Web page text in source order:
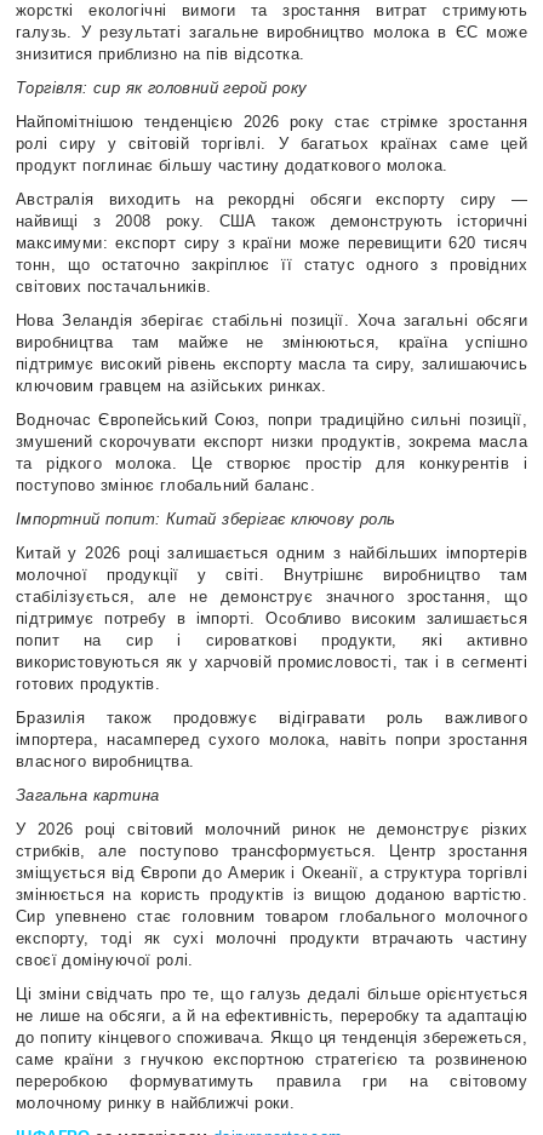
жорсткі екологічні вимоги та зростання витрат стримують
галузь. У результаті загальне виробництво молока в ЄС може
знизитися приблизно на пів відсотка.
Торгівля: сир як головний герой року
Найпомітнішою тенденцією 2026 року стає стрімке зростання
ролі сиру у світовій торгівлі. У багатьох країнах саме цей
продукт поглинає більшу частину додаткового молока.
Австралія виходить на рекордні обсяги експорту сиру —
найвищі з 2008 року. США також демонструють історичні
максимуми: експорт сиру з країни може перевищити 620 тисяч
тонн, що остаточно закріплює її статус одного з провідних
світових постачальників.
Нова Зеландія зберігає стабільні позиції. Хоча загальні обсяги
виробництва там майже не змінюються, країна успішно
підтримує високий рівень експорту масла та сиру, залишаючись
ключовим гравцем на азійських ринках.
Водночас Європейський Союз, попри традиційно сильні позиції,
змушений скорочувати експорт низки продуктів, зокрема масла
та рідкого молока. Це створює простір для конкурентів і
поступово змінює глобальний баланс.
Імпортний попит: Китай зберігає ключову роль
Китай у 2026 році залишається одним з найбільших імпортерів
молочної продукції у світі. Внутрішнє виробництво там
стабілізується, але не демонструє значного зростання, що
підтримує потребу в імпорті. Особливо високим залишається
попит на сир і сироваткові продукти, які активно
використовуються як у харчовій промисловості, так і в сегменті
готових продуктів.
Бразилія також продовжує відігравати роль важливого
імпортера, насамперед сухого молока, навіть попри зростання
власного виробництва.
Загальна картина
У 2026 році світовий молочний ринок не демонструє різких
стрибків, але поступово трансформується. Центр зростання
зміщується від Європи до Америк і Океанії, а структура торгівлі
змінюється на користь продуктів із вищою доданою вартістю.
Сир упевнено стає головним товаром глобального молочного
експорту, тоді як сухі молочні продукти втрачають частину
своєї домінуючої ролі.
Ці зміни свідчать про те, що галузь дедалі більше орієнтується
не лише на обсяги, а й на ефективність, переробку та адаптацію
до попиту кінцевого споживача. Якщо ця тенденція збережеться,
саме країни з гнучкою експортною стратегією та розвиненою
переробкою формуватимуть правила гри на світовому
молочному ринку в найближчі роки.